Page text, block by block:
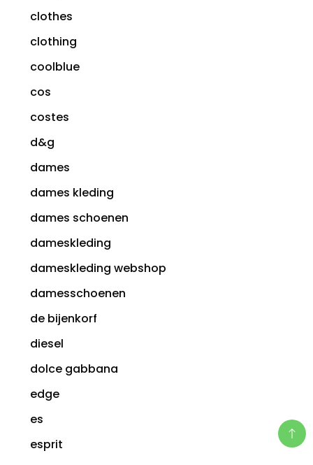
clothes
clothing
coolblue
cos
costes
d&g
dames
dames kleding
dames schoenen
dameskleding
dameskleding webshop
damesschoenen
de bijenkorf
diesel
dolce gabbana
edge
es
esprit